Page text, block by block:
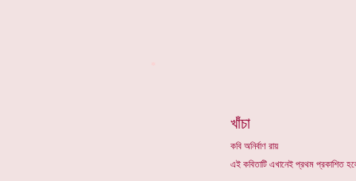
খাঁচা
কবি অনির্বাণ রায়
এই কবিতাটি এখানেই প্রথম প্রকাশিত